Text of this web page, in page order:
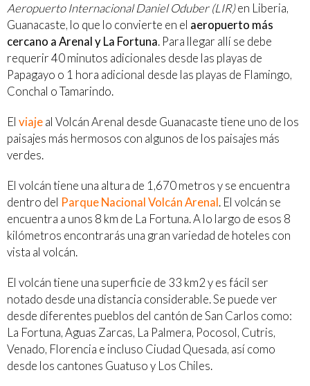
Aeropuerto Internacional Daniel Oduber (LIR)en Liberia,
Guanacaste, lo que lo convierte en el aeropuerto más
cercano a Arenal y La Fortuna. Para llegar allí se debe
requerir 40 minutos adicionales desde las playas de
Papagayo o 1 hora adicional desde las playas de Flamingo,
Conchal o Tamarindo.
El viajeal Volcán Arenal desde Guanacaste tiene uno de los
paisajes más hermosos con algunos de los paisajes más
verdes.
El volcán tiene una altura de 1,670 metros y se encuentra
dentro del Parque Nacional Volcán Arenal. El volcán se
encuentra a unos 8 km de La Fortuna. A lo largo de esos 8
kilómetros encontrarás una gran variedad de hoteles con
vista al volcán.
El volcán tiene una superficie de 33 km2 y es fácil ser
notado desde una distancia considerable. Se puede ver
desde diferentes pueblos del cantón de San Carlos como:
La Fortuna, Aguas Zarcas, La Palmera, Pocosol, Cutris,
Venado, Florencia e incluso Ciudad Quesada, así como
desde los cantones Guatuso y Los Chiles.